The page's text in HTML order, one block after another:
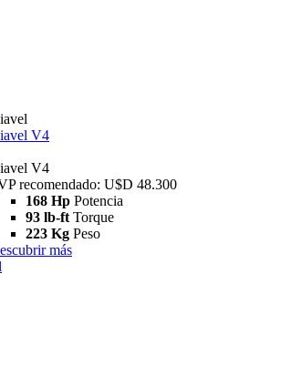
V4
V4
recomendado: U$D 48.300
168 Hp Potencia
93 lb-ft Torque
223 Kg Peso
más